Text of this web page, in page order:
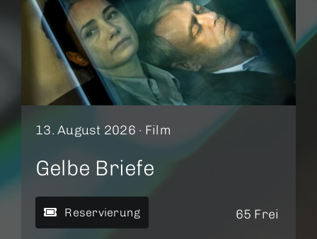
13. August 2026 · Film
Gelbe Briefe
Reservierung 65 Frei